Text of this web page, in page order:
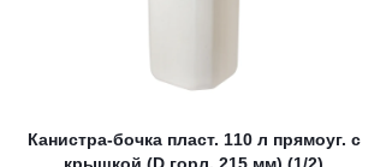
Канистра-бочка пласт. 110 л прямоуг. с